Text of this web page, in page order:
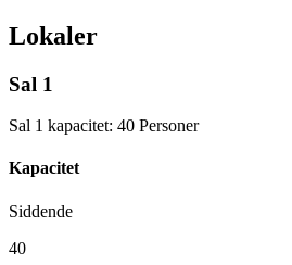
Lokaler
Sal 1
Sal 1 kapacitet: 40 Personer
Kapacitet
Siddende
40